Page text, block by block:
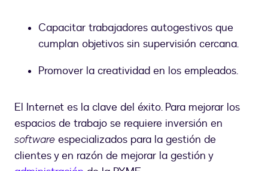
Capacitar trabajadores autogestivos que
cumplan objetivos sin supervisión cercana.
Promover la creatividad en los empleados.
El Internet es la clave del éxito. Para mejorar los
espacios de trabajo se requiere inversión en
software especializados para la gestión de
clientes y en razón de mejorar la gestión y